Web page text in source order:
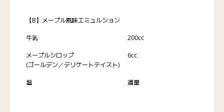
【B】メープル風味エミュルション
牛乳 200cc
メープルシロップ
(ゴールデン／デリケートテイスト)
6cc
塩 適量